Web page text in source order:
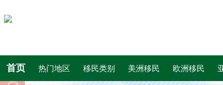
首页 热门地区 移民类别 美洲移民 欧洲移民